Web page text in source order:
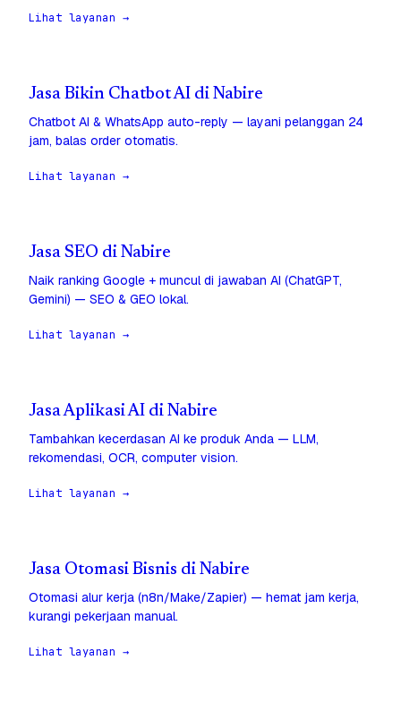
Lihat layanan →
Jasa Bikin Chatbot AI di Nabire
Chatbot AI & WhatsApp auto-reply — layani pelanggan 24
jam, balas order otomatis.
Lihat layanan →
Jasa SEO di Nabire
Naik ranking Google + muncul di jawaban AI (ChatGPT,
Gemini) — SEO & GEO lokal.
Lihat layanan →
Jasa Aplikasi AI di Nabire
Tambahkan kecerdasan AI ke produk Anda — LLM,
rekomendasi, OCR, computer vision.
Lihat layanan →
Jasa Otomasi Bisnis di Nabire
Otomasi alur kerja (n8n/Make/Zapier) — hemat jam kerja,
kurangi pekerjaan manual.
Lihat layanan →